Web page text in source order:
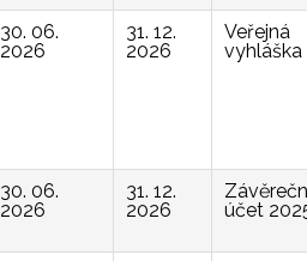
30. 06.
2026
31. 12.
2026
Veřejná
vyhláška
30. 06.
2026
31. 12.
2026
účet